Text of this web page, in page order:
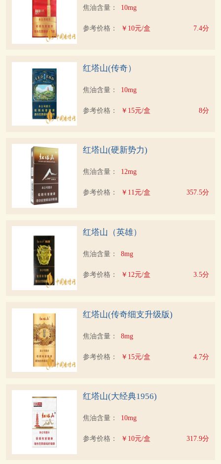
焦油含量： 10mg
参考价格： ￥10元/盒 7.4分
红塔山(传奇）
焦油含量： 10mg
参考价格： ￥15元/盒 8分
红塔山(硬新势力)
焦油含量： 12mg
参考价格： ￥11元/盒 357.5分
红塔山（英雄）
焦油含量： 8mg
参考价格： ￥12元/盒 3.5分
红塔山(传奇细支升级版)
焦油含量： 8mg
参考价格： ￥15元/盒 4.7分
红塔山(大经典1956)
焦油含量： 10mg
参考价格： ￥10元/盒 317.9分